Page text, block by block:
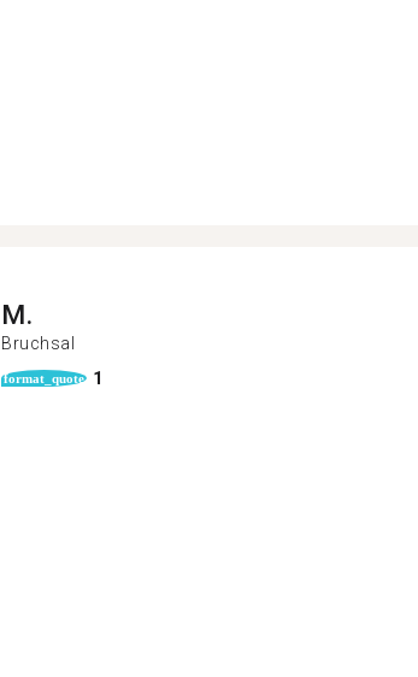
M.
Bruchsal
format_quote 1